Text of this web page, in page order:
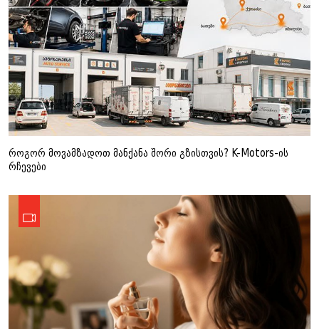
როგორ მოვამზადოთ მანქანა შორი გზისთვის? K-Motors-ის
რჩევები